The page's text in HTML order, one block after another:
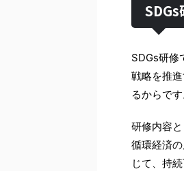
SDGs研修
戦略を推
るからです
研修内容
循環経済
じて、持